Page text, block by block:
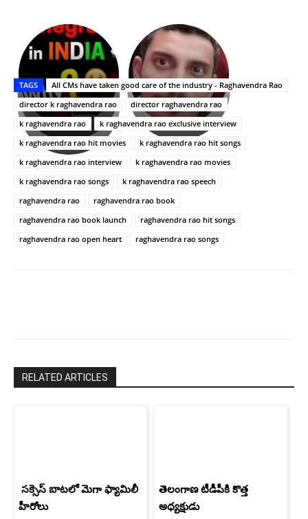
భగవంతుని
ప్రసాదం
తీర్థం..తులసీదళం
లేకుండా
అసంపూర్ణం
కేజీఎఫ్
సినిమాతో
పాన్
ఇండియా
స్టార్
హీరోయిన్‏గా
శెట్టి.
Upasana:
భర్తపై
రివెంజ్
తీర్చుకున్న
ఉపాసన..
పాపం
రామ్
చరణ్
TAGS
All CMs have taken good care of the industry - Raghavendra Rao
director k raghavendra rao
director raghavendra rao
k raghavendra rao
k raghavendra rao exclusive interview
k raghavendra rao hit movies
k raghavendra rao hit songs
k raghavendra rao interview
k raghavendra rao movies
k raghavendra rao songs
k raghavendra rao speech
raghavendra rao
raghavendra rao book
raghavendra rao book launch
raghavendra rao hit songs
raghavendra rao open heart
raghavendra rao songs
RELATED ARTICLES
సక్సెస్ బాటలో మెగా ఫ్యామిలీ
హీరోలు
తెలంగాణ టీడీపీకి కొత్త
అధ్యక్షుడు